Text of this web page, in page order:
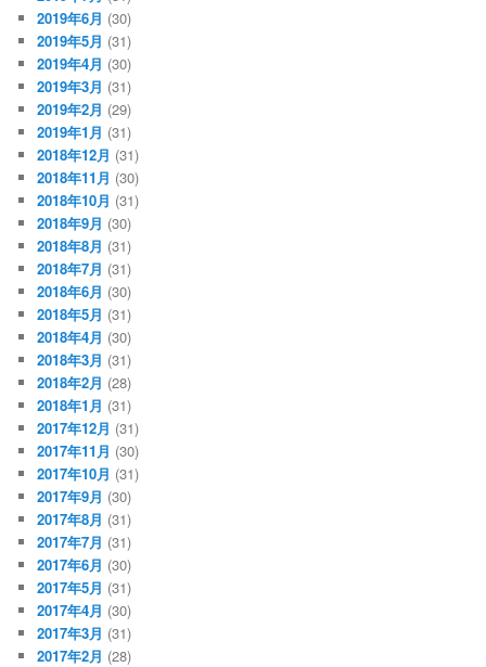
2019年6月 (30)
2019年5月 (31)
2019年4月 (30)
2019年3月 (31)
2019年2月 (29)
2019年1月 (31)
2018年12月 (31)
2018年11月 (30)
2018年10月 (31)
2018年9月 (30)
2018年8月 (31)
2018年7月 (31)
2018年6月 (30)
2018年5月 (31)
2018年4月 (30)
2018年3月 (31)
2018年2月 (28)
2018年1月 (31)
2017年12月 (31)
2017年11月 (30)
2017年10月 (31)
2017年9月 (30)
2017年8月 (31)
2017年7月 (31)
2017年6月 (30)
2017年5月 (31)
2017年4月 (30)
2017年3月 (31)
2017年2月 (28)